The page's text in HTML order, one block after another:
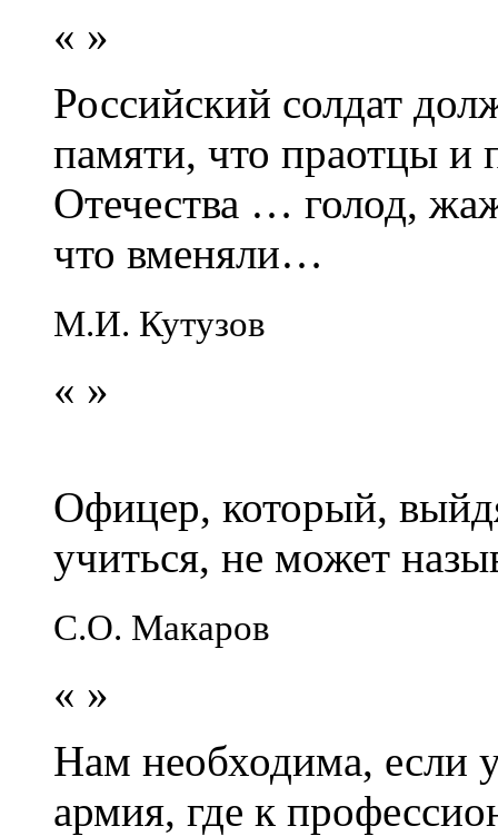
« »
Российский солдат
памяти, что праотцы и
Отечества … голод,
что вменяли…
М.И. Кутузов
« »
Офицер, который,
учиться, не может
С.О. Макаров
« »
Нам необходима, если
армия, где к